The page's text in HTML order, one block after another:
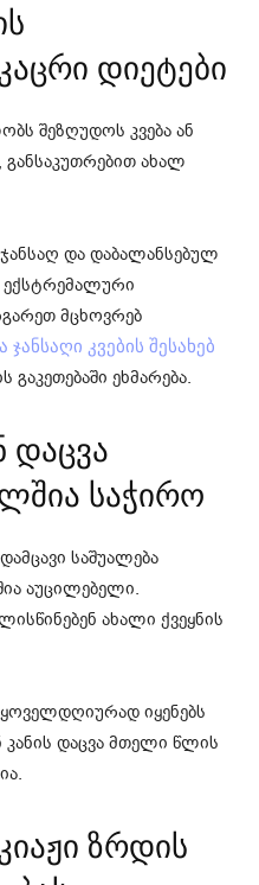
დიეტები
შეზღუდოს კვება ან
ახალ
და დაბალანსებულ
ექსტრემალური
მცხოვრებ
ჯანსაღი კვების შესახებ
გაკეთებაში ეხმარება.
დაცვა
საჭირო
საშუალება
აუცილებელი.
ახალი ქვეყნის
იყენებს
კანის დაცვა მთელი წლის
ზრდის